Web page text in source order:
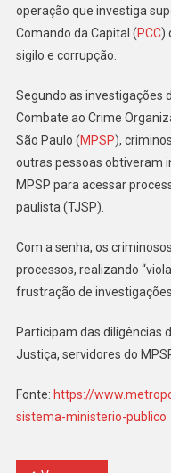
operação que investiga
Comando da Capital (PCC)
sigilo e corrupção.
Segundo as investigações
Combate ao Crime
São Paulo (MPSP),
outras pessoas obtiveram
MPSP para acessar
paulista (TJSP).
Com a senha, os
processos, realizando
frustração de
Participam das diligências
Justiça, servidores do
Fonte: https://
sistema-ministerio-publico